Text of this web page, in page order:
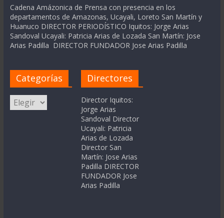
Cadena Amázonica de Prensa con presencia en los
departamentos de Amazonas, Ucayali, Loreto San Martín y
Huanuco DIRECTOR PERIODÍSTICO Iquitos: Jorge Arias
Sandoval Ucayali: Patricia Arias de Lozada San Martín: Jose
Arias Padilla DIRECTOR FUNDADOR Jose Arias Padilla
Categorías
Categorías
Directores
Director Iquitos:
Jorge Arias
Sandoval Director
Ucayali: Patricia
Arias de Lozada
Director San
Martín: Jose Arias
Padilla DIRECTOR
FUNDADOR Jose
Arias Padilla